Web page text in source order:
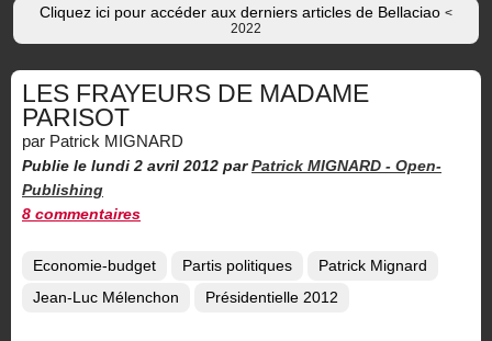
Cliquez ici pour accéder aux derniers articles de Bellaciao <
2022
LES FRAYEURS DE MADAME
PARISOT
par Patrick MIGNARD
Publie le lundi 2 avril 2012 par Patrick MIGNARD - Open-
Publishing
8 commentaires
Economie-budget Partis politiques
Patrick Mignard
Jean-Luc Mélenchon
Présidentielle 2012